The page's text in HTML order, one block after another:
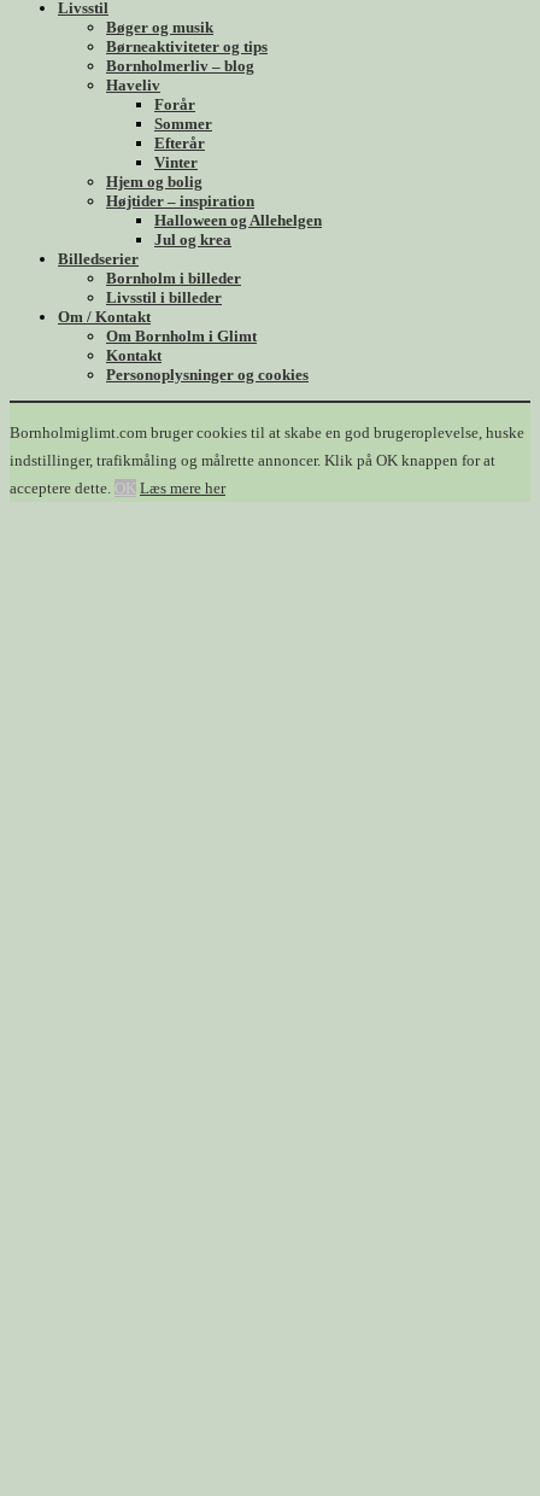
Livsstil
Bøger og musik
Børneaktiviteter og tips
Bornholmerliv – blog
Haveliv
Forår
Sommer
Efterår
Vinter
Hjem og bolig
Højtider – inspiration
Halloween og Allehelgen
Jul og krea
Billedserier
Bornholm i billeder
Livsstil i billeder
Om / Kontakt
Om Bornholm i Glimt
Kontakt
Personoplysninger og cookies
Bornholmiglimt.com bruger cookies til at skabe en god brugeroplevelse, huske
indstillinger, trafikmåling og målrette annoncer. Klik på OK knappen for at
acceptere dette. OK Læs mere her